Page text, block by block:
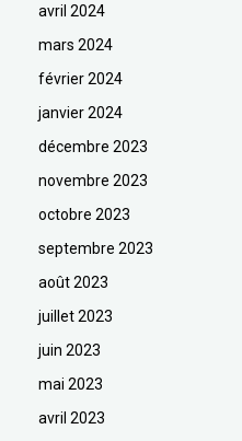
avril 2024
mars 2024
février 2024
janvier 2024
décembre 2023
novembre 2023
octobre 2023
septembre 2023
août 2023
juillet 2023
juin 2023
mai 2023
avril 2023